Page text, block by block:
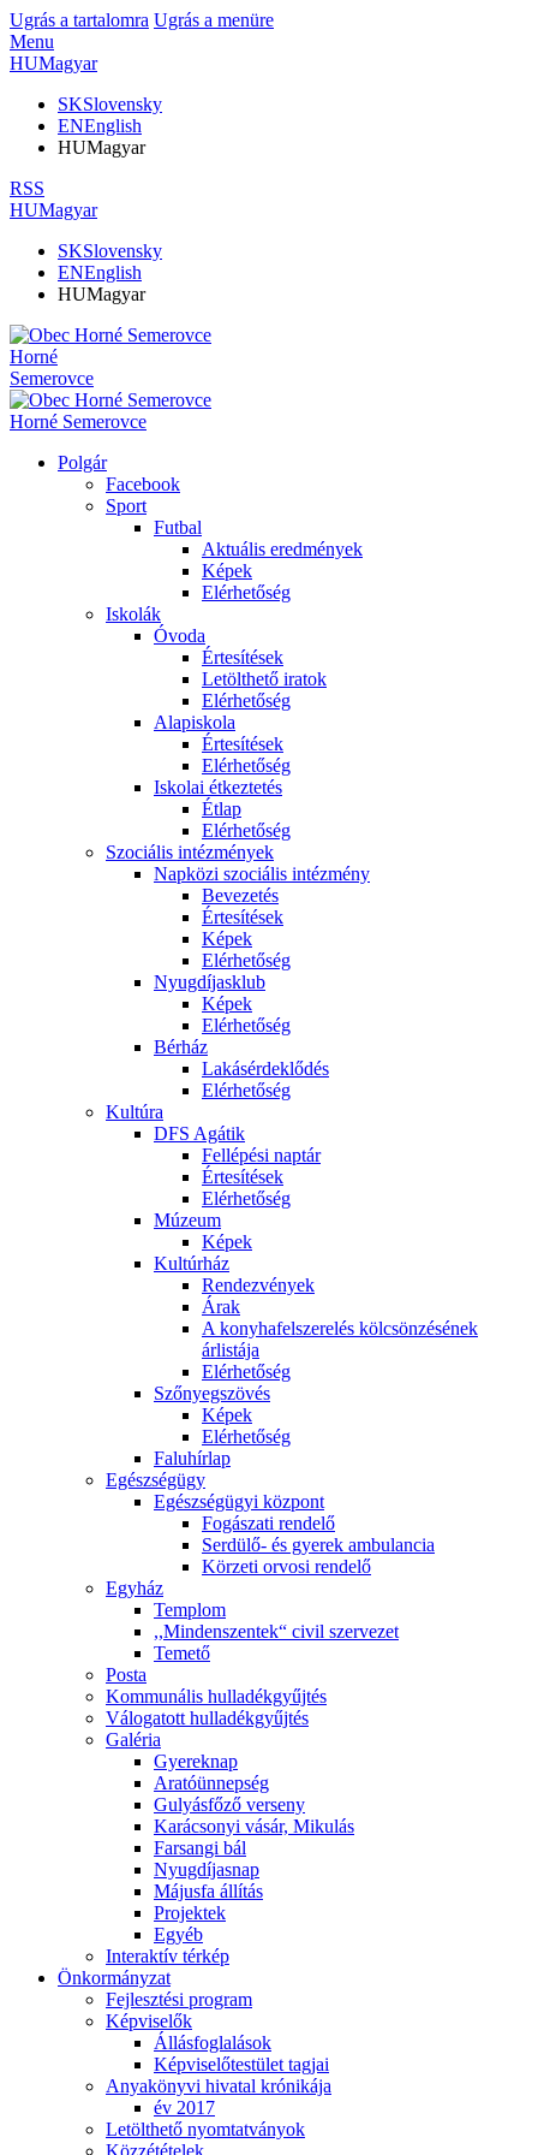
Ugrás a tartalomra Ugrás a menüre
Menu
HUMagyar
SKSlovensky
ENEnglish
HUMagyar
RSS
HUMagyar
SKSlovensky
ENEnglish
HUMagyar
Horné
Semerovce
Horné Semerovce
Polgár
Facebook
Sport
Futbal
Aktuális eredmények
Képek
Elérhetőség
Iskolák
Óvoda
Értesítések
Letölthető iratok
Elérhetőség
Alapiskola
Értesítések
Elérhetőség
Iskolai étkeztetés
Étlap
Elérhetőség
Szociális intézmények
Napközi szociális intézmény
Bevezetés
Értesítések
Képek
Elérhetőség
Nyugdíjasklub
Képek
Elérhetőség
Bérház
Lakásérdeklődés
Elérhetőség
Kultúra
DFS Agátik
Fellépési naptár
Értesítések
Elérhetőség
Múzeum
Képek
Kultúrház
Rendezvények
Árak
A konyhafelszerelés kölcsönzésének
árlistája
Elérhetőség
Szőnyegszövés
Képek
Elérhetőség
Faluhírlap
Egészségügy
Egészségügyi központ
Fogászati rendelő
Serdülő- és gyerek ambulancia
Körzeti orvosi rendelő
Egyház
Templom
,,Mindenszentek“ civil szervezet
Temető
Posta
Kommunális hulladékgyűjtés
Válogatott hulladékgyűjtés
Galéria
Gyereknap
Aratóünnepség
Gulyásfőző verseny
Karácsonyi vásár, Mikulás
Farsangi bál
Nyugdíjasnap
Májusfa állítás
Projektek
Egyéb
Interaktív térkép
Önkormányzat
Fejlesztési program
Képviselők
Állásfoglalások
Képviselőtestület tagjai
Anyakönyvi hivatal krónikája
év 2017
Letölthető nyomtatványok
Közzétételek